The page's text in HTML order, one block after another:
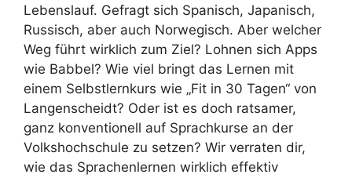
Lebenslauf. Gefragt sich Spanisch, Japanisch,
Russisch, aber auch Norwegisch. Aber welcher
Weg führt wirklich zum Ziel? Lohnen sich Apps
wie Babbel? Wie viel bringt das Lernen mit
einem Selbstlernkurs wie „Fit in 30 Tagen“ von
Langenscheidt? Oder ist es doch ratsamer,
ganz konventionell auf Sprachkurse an der
Volkshochschule zu setzen? Wir verraten dir,
wie das Sprachenlernen wirklich effektiv